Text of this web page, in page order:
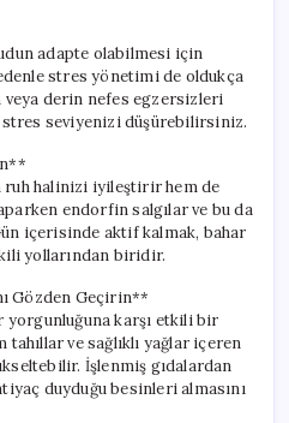
adapte olabilmesi için
stres yönetimi de oldukça
derin nefes egzersizleri
seviyenizi düşürebilirsiniz.
halinizi iyileştirir hem de
endorfin salgılar ve bu da
içerisinde aktif kalmak, bahar
yollarından biridir.
Gözden Geçirin**
karşı etkili bir
ve sağlıklı yağlar içeren
İşlenmiş gıdalardan
duyduğu besinleri almasını